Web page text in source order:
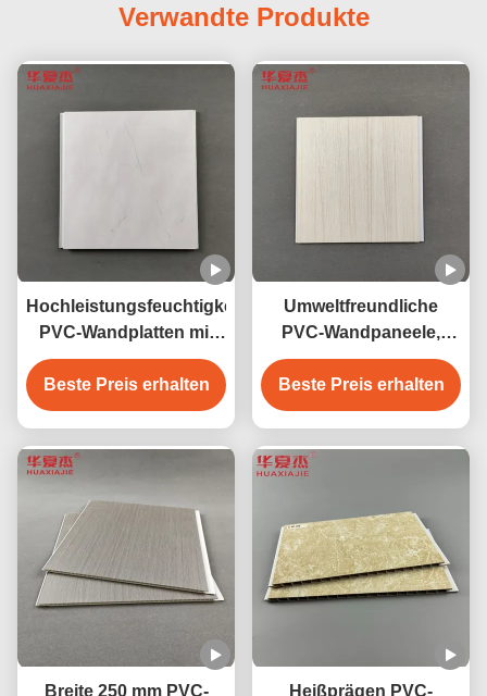
Verwandte Produkte
Hochleistungsfeuchtigkeitsdichte
PVC-Wandplatten mit
Marmorgestaltung
Beste Preis erhalten
Umweltfreundliche
PVC-Wandpaneele,
laminierte PVC-
Dekorplatten für die
Hauswand
Beste Preis erhalten
Breite 250 mm PVC- Heißprägen PVC-